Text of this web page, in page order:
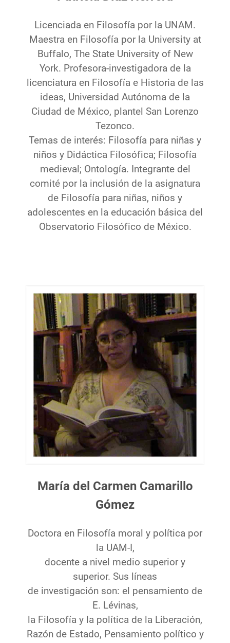
Licenciada en Filosofía por la UNAM.
Maestra en Filosofía por la University at
Buffalo, The State University of New
York. Profesora-investigadora de la
licenciatura en Filosofía e Historia de las
ideas, Universidad Autónoma de la
Ciudad de México, plantel San Lorenzo
Tezonco.
Temas de interés: Filosofía para niñas y
niños y Didáctica Filosófica; Filosofía
medieval; Ontología. Integrante del
comité por la inclusión de la asignatura
de Filosofía para niñas, niños y
adolescentes en la educación básica del
Observatorio Filosófico de México.
María del Carmen Camarillo
Gómez
Doctora en Filosofía moral y política por
la UAM-I,
docente a nivel medio superior y
superior. Sus líneas
de investigación son: el pensamiento de
E. Lévinas,
la Filosofía y la política de la Liberación,
Razón de Estado, Pensamiento político y